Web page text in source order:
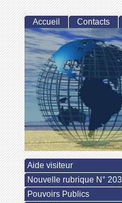
Accueil Contacts
Aide visiteur
Nouvelle rubrique N° 203
Pouvoirs Publics